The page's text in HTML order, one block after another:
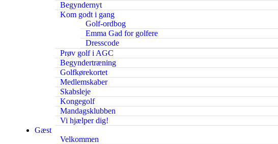
Begyndernyt
Kom godt i gang
Golf-ordbog
Emma Gad for golfere
Dresscode
Prøv golf i AGC
Begyndertræning
Golfkørekortet
Medlemskaber
Skabsleje
Kongegolf
Mandagsklubben
Vi hjælper dig!
Gæst
Velkommen